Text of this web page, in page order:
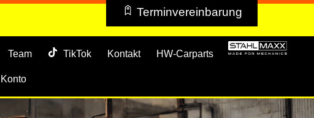
Terminvereinbarung
Team TikTok Kontakt HW-Carparts
Konto